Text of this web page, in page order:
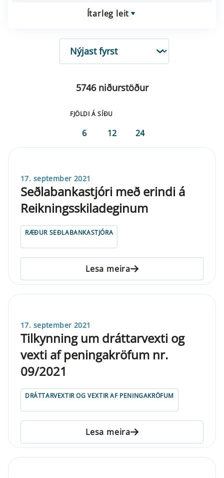
Ítarleg leit
RÖÐUN
5746 niðurstöður
FJÖLDI Á SÍÐU
6 12 24
17. september 2021
Seðlabankastjóri með erindi á
Reikningsskiladeginum
RÆÐUR SEÐLABANKASTJÓRA
Lesa meira
17. september 2021
Tilkynning um dráttarvexti og
vexti af peningakröfum nr.
09/2021
DRÁTTARVEXTIR OG VEXTIR AF PENINGAKRÖFUM
Lesa meira